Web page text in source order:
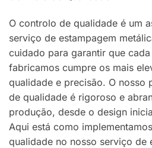
O controlo de qualidade é um
serviço de estampagem
cuidado para garantir que
fabricamos cumpre os mais
qualidade e precisão. O nosso
de qualidade é rigoroso e
produção, desde o design
Aqui está como
qualidade no nosso serviço de